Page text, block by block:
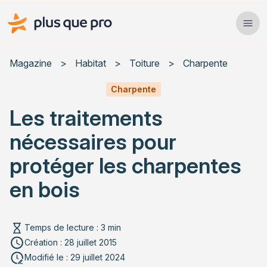
Plus que pro Mag'
Services
Actualités
Magazine > Habitat > Toiture > Charpente
Charpente
Les traitements
nécessaires pour
protéger les charpentes
en bois
Temps de lecture : 3 min
Création : 28 juillet 2015
Modifié le : 29 juillet 2024